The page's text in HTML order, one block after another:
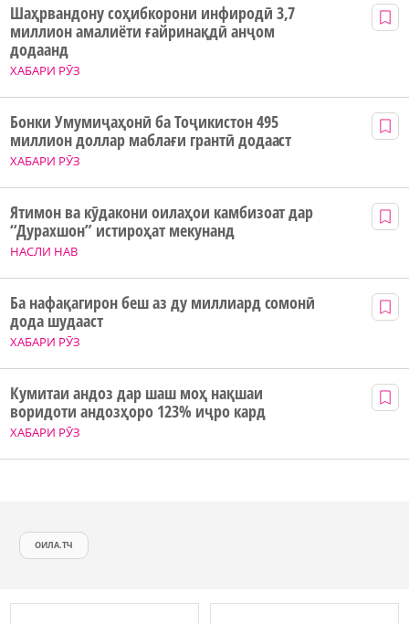
ХАБАРИ РӮЗ
Шаҳрвандону соҳибкорони инфиродӣ 3,7
миллион амалиёти ғайринақдӣ анҷом
додаанд
ХАБАРИ РӮЗ
Бонки Умумиҷаҳонӣ ба Тоҷикистон 495
миллион доллар маблағи грантӣ додааст
НАСЛИ НАВ
Ятимон ва кӯдакони оилаҳои камбизоат дар
“Дурахшон” истироҳат мекунанд
ХАБАРИ РӮЗ
Ба нафақагирон беш аз ду миллиард сомонӣ
дода шудааст
ХАБАРИ РӮЗ
Кумитаи андоз дар шаш моҳ нақшаи
воридоти андозҳоро 123% иҷро кард
ОИЛА.ТЧ